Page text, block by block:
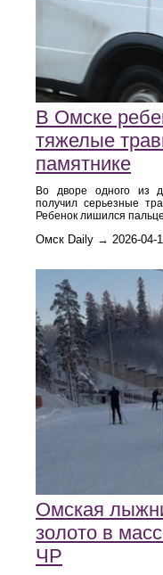
В Омске
тяжелые
памятнике
Во дворе одного из
получил серьезные
Ребенок лишился
Омск Daily → 2026-04-
Омская
золото в
ЧР